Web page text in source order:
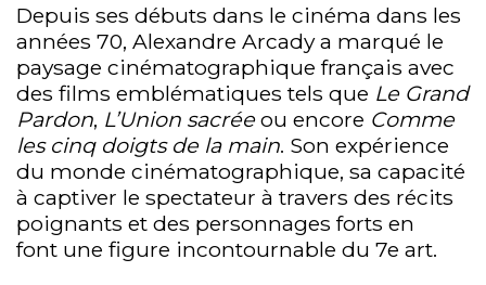
Depuis ses débuts dans le cinéma dans les
années 70, Alexandre Arcady a marqué le
paysage cinématographique français avec
des films emblématiques tels que Le Grand
Pardon, L’Union sacréeou encore Comme
les cinq doigts de la main. Son expérience
du monde cinématographique, sa capacité
à captiver le spectateur à travers des récits
poignants et des personnages forts en
font une figure incontournable du 7e art.